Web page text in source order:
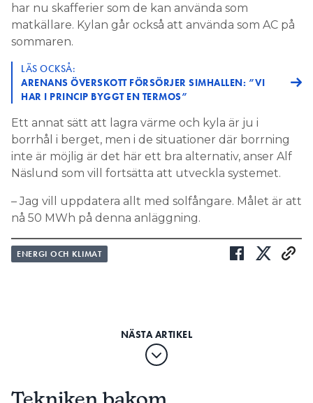
har nu skafferier som de kan använda som
matkällare. Kylan går också att använda som AC på
sommaren.
LÄS OCKSÅ:
ARENANS ÖVERSKOTT FÖRSÖRJER SIMHALLEN: ”VI
HAR I PRINCIP BYGGT EN TERMOS”
Ett annat sätt att lagra värme och kyla är ju i
borrhål i berget, men i de situationer där borrning
inte är möjlig är det här ett bra alternativ, anser Alf
Näslund som vill fortsätta att utveckla systemet.
– Jag vill uppdatera allt med solfångare. Målet är att
nå 50 MWh på denna anläggning.
ENERGI OCH KLIMAT
Tekniken bakom